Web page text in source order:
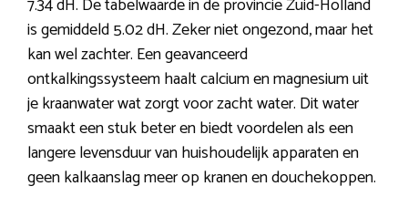
7.34 dH. De tabelwaarde in de provincie Zuid-Holland
is gemiddeld 5.02 dH. Zeker niet ongezond, maar het
kan wel zachter. Een geavanceerd
ontkalkingssysteem haalt calcium en magnesium uit
je kraanwater wat zorgt voor zacht water. Dit water
smaakt een stuk beter en biedt voordelen als een
langere levensduur van huishoudelijk apparaten en
geen kalkaanslag meer op kranen en douchekoppen.